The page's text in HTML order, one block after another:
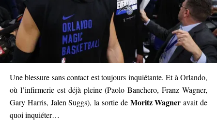
Une blessure sans contact est toujours inquiétante. Et à Orlando,
où l’infirmerie est déjà pleine (Paolo Banchero, Franz Wagner,
Gary Harris, Jalen Suggs), la sortie de Moritz Wagner avait de
quoi inquiéter…